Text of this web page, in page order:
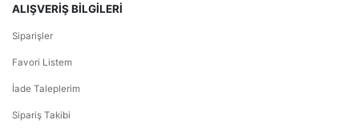
ALIŞVERİŞ BİLGİLERİ
Siparişler
Favori Listem
İade Taleplerim
Sipariş Takibi